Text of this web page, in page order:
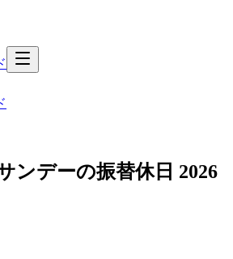
ンデーの振替休日 2026